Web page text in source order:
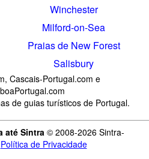
Winchester
Milford-on-Sea
Praias de New Forest
Salisbury
Cascais-Portugal.com e
de guias turísticos de Portugal.
até Sintra © 2008-2026 Sintra-
Política de Privacidade